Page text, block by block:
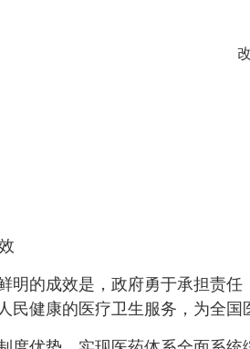
的成效是，政府勇于承担责任
民健康的医疗卫生服务，为全国